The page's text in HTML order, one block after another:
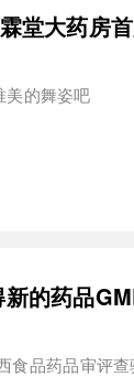
堂大药房
美的舞姿吧
的药品
食品药品审评